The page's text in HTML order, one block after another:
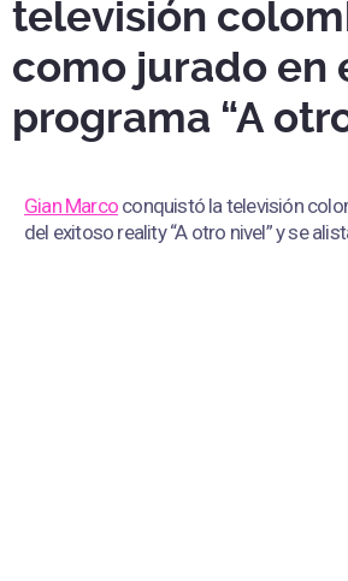
televisión
como jurado en
programa “A
Gian Marco conquistó la televisión
del exitoso reality “A otro nivel” y se